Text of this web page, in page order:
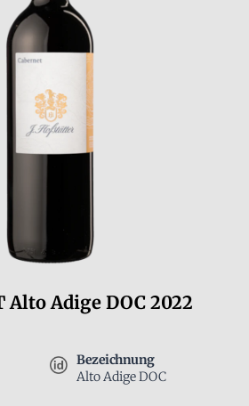
Alto Adige DOC 2022
Bezeichnung
Alto Adige DOC